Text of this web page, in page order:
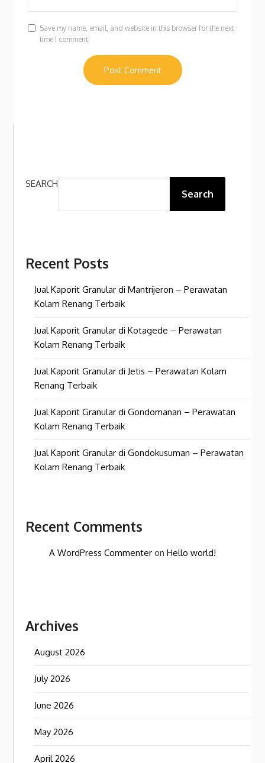
Save my name, email, and website in this browser for the next
time I comment.
SEARCH
Search
Recent Posts
Jual Kaporit Granular di Mantrijeron – Perawatan
Kolam Renang Terbaik
Jual Kaporit Granular di Kotagede – Perawatan
Kolam Renang Terbaik
Jual Kaporit Granular di Jetis – Perawatan Kolam
Renang Terbaik
Jual Kaporit Granular di Gondomanan – Perawatan
Kolam Renang Terbaik
Jual Kaporit Granular di Gondokusuman – Perawatan
Kolam Renang Terbaik
Recent Comments
A WordPress Commenter onHello world!
Archives
August 2026
July 2026
June 2026
May 2026
April 2026